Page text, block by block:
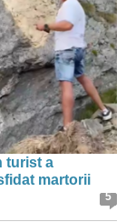
turist a
martorii
5